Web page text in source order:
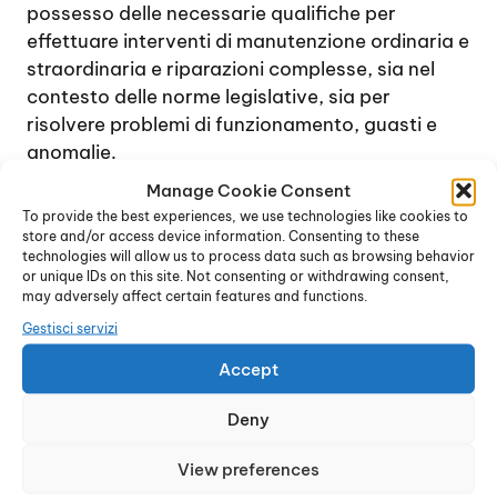
Manage Cookie Consent
To provide the best experiences, we use technologies like cookies to
store and/or access device information. Consenting to these
technologies will allow us to process data such as browsing behavior
or unique IDs on this site. Not consenting or withdrawing consent,
may adversely affect certain features and functions.
Gestisci servizi
Accept
Deny
View preferences
possesso delle necessarie qualifiche per
effettuare interventi di manutenzione ordinaria e
straordinaria e riparazioni complesse, sia nel
contesto delle norme legislative, sia per
risolvere problemi di funzionamento, guasti e
anomalie.
In caso di blocchi della caldaia e problemi di
funzionamento, si raccomanda di evitare
assolutamente qualsiasi intervento fai da te e di
rivolgersi immediatamente ad un tecnico
esperto: la presenza di un bruciatore a gas e di
un processo di combustione rendono necessario
l’intervento di un esperto, per evitare rischi
anche di grave entità per la salute delle persone
e dell’ambiente naturale.
Occorre tenere presente che una combustione
incompleta o non corretta può provocare
l’emissione di ossido di carbonio in percentuali